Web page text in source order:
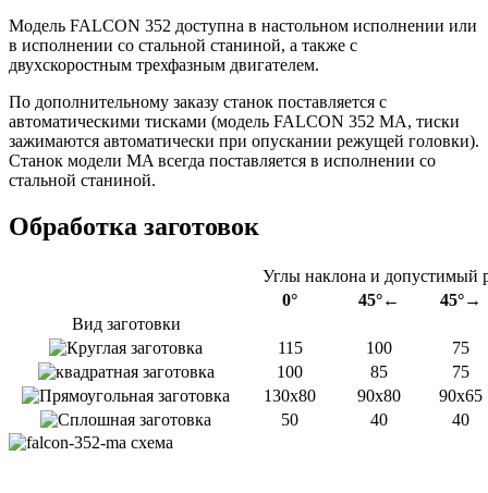
Модель FALCON 352 доступна в настольном исполнении или
в исполнении со стальной станиной, а также с
двухскоростным трехфазным двигателем.
По дополнительному заказу станок поставляется с
автоматическими тисками (модель FALCON 352 MA, тиски
зажимаются автоматически при опускании режущей головки).
Станок модели MA всегда поставляется в исполнении со
стальной станиной.
Обработка заготовок
Углы наклона и допустимый
0°
45°←
45°→
Вид заготовки
115
100
75
100
85
75
130x80
90x80
90x65
50
40 40